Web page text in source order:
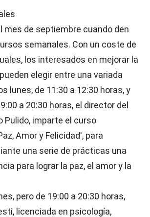
mes de septiembre cuando den
semanales. Con un coste de
los interesados en mejorar la
elegir entre una variada
lunes, de 11:30 a 12:30 horas, y
a 20:30 horas, el director del
Pulido, imparte el curso
Amor y Felicidad', para
una serie de prácticas una
para lograr la paz, el amor y la
pero de 19:00 a 20:30 horas,
licenciada en psicología,